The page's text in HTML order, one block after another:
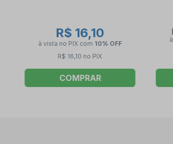
R$ 16,10
à vista no PIX com 10% OFF
R$ 16,10 no PIX
COMPRAR